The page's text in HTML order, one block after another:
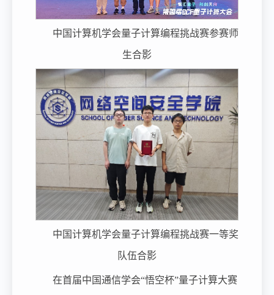
中国计算机学会量子计算编程挑战赛参赛师
生合影
中国计算机学会量子计算编程挑战赛一等奖
队伍合影
在首届中国通信学会“悟空杯”量子计算大赛